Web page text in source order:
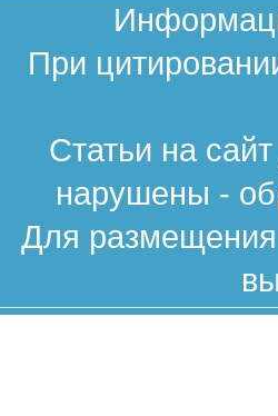
При
Статьи на
нарушены -
Для размещения